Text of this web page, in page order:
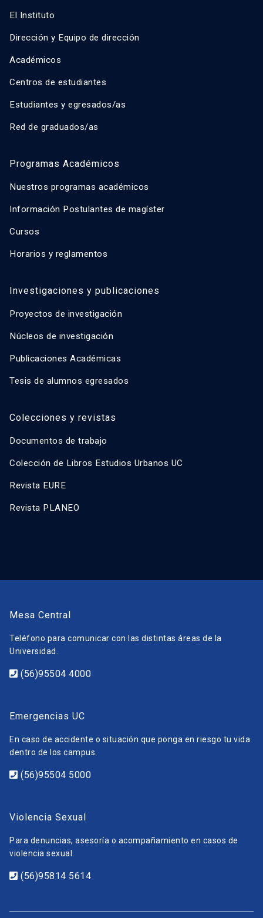
El Instituto
Dirección y Equipo de dirección
Académicos
Centros de estudiantes
Estudiantes y egresados/as
Red de graduados/as
Programas Académicos
Nuestros programas académicos
Información Postulantes de magíster
Cursos
Horarios y reglamentos
Investigaciones y publicaciones
Proyectos de investigación
Núcleos de investigación
Publicaciones Académicas
Tesis de alumnos egresados
Colecciones y revistas
Documentos de trabajo
Colección de Libros Estudios Urbanos UC
Revista EURE
Revista PLANEO
Mesa Central
Teléfono para comunicar con las distintas áreas de la
Universidad.
(56)95504 4000
Emergencias UC
En caso de accidente o situación que ponga en riesgo tu vida
dentro de los campus.
(56)95504 5000
Violencia Sexual
Para denuncias, asesoría o acompañamiento en casos de
violencia sexual.
(56)95814 5614